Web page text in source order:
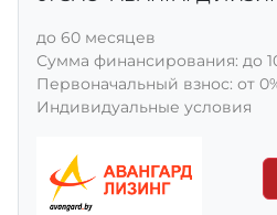
до 60 месяцев
Сумма финансирования: до
Первоначальный взнос: от
Индивидуальные условия